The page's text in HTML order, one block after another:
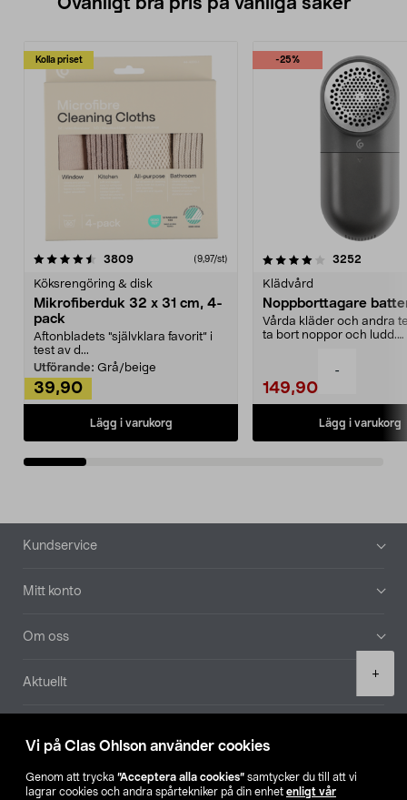
Vi på Clas Ohlson använder cookies
Genom att trycka ”Acceptera alla cookies” samtycker du till att vi
lagrar cookies och andra spårtekniker på din enhet enligt vår
-
+
Ovanligt bra pris på vanliga saker
Kolla priset
3809recensioner (9,97/st)
Köksrengöring & disk
Mikrofiberduk 32 x 31 cm, 4-
pack
Aftonbladets "självklara favorit” i
test av d...
Utförande: Grå/beige
39,90
Lägg i varukorg
-25%
4.0av 5 stjärnor 3252
Klädvård
Noppborttagare
Vårda kläder och andra
ta bort noppor och ludd.
149,90
Lägg i varukorg
4.5av 5 stjärnor
Sidfot
Kundservice
Mitt konto
Om oss
Aktuellt
Hitta butik